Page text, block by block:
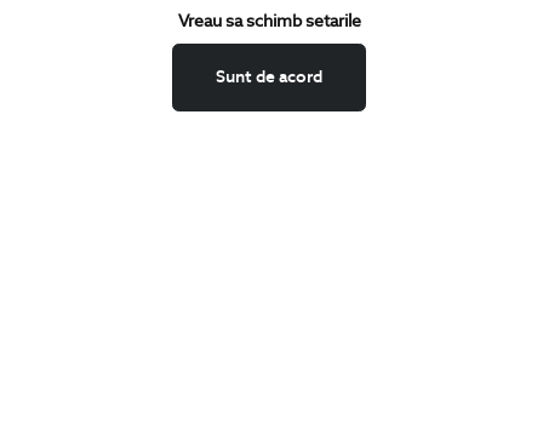
Sunt de acord
Vreau sa schimb setarile
Securitatea datelor
ANPC